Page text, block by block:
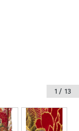
1 / 13